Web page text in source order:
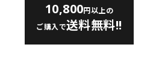
10,800円以上の
ご購入で送料無料!!